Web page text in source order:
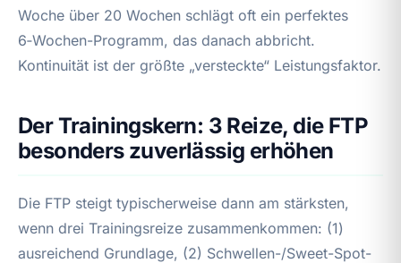
Woche über 20 Wochen schlägt oft ein perfektes
6‑Wochen-Programm, das danach abbricht.
Kontinuität ist der größte „versteckte“ Leistungsfaktor.
Der Trainingskern: 3 Reize, die FTP
besonders zuverlässig erhöhen
Die FTP steigt typischerweise dann am stärksten,
wenn drei Trainingsreize zusammenkommen: (1)
ausreichend Grundlage, (2) Schwellen-/Sweet-Spot-